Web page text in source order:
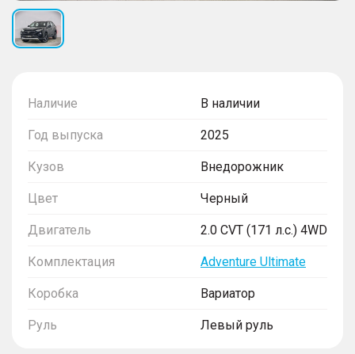
Наличие В наличии
Год выпуска 2025
Кузов Внедорожник
Цвет Черный
Двигатель 2.0 CVT (171 л.с.) 4WD
Комплектация Adventure Ultimate
Коробка Вариатор
Руль Левый руль